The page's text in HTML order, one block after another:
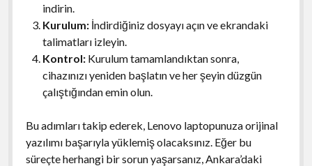
indirin.
Kurulum:İndirdiğiniz dosyayı açın ve ekrandaki
talimatları izleyin.
Kontrol:Kurulum tamamlandıktan sonra,
cihazınızı yeniden başlatın ve her şeyin düzgün
çalıştığından emin olun.
Bu adımları takip ederek, Lenovo laptopunuza orijinal
yazılımı başarıyla yüklemiş olacaksınız. Eğer bu
süreçte herhangi bir sorun yaşarsanız, Ankara’daki